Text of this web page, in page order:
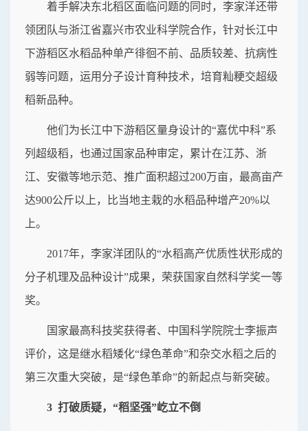
着手解决东北稻区面临问题的同时，李家洋还带
领团队与浙江省嘉兴市农业科学院合作，针对长江中
下游稻区水稻品种单产徘徊不前、品质较差、抗病性
弱等问题，运用分子设计育种技术，培育籼粳交超级
稻新品种。
他们为长江中下游稻区量身设计的“嘉优中科”系
列超级稻，也通过国家品种审定，累计在江苏、浙
江、安徽等地示范、推广面积超过200万亩，最高亩产
达900公斤以上，比当地主栽的水稻品种增产20%以
上。
2017年，李家洋团队的“水稻高产优质性状形成的
分子机理及品种设计”成果，荣获国家自然科学奖一等
奖。
国家最高科技奖获得者、中国科学院院士李振声
评价，这是继水稻矮化“绿色革命”和杂交水稻之后的
第三次重大突破，是“绿色革命”的新起点与新突破。
3 打破质疑，“稻坚强”屹立不倒